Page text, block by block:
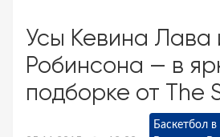
Усы Кевина Лава
Робинсона — в
подборке от The
Баскетбол в